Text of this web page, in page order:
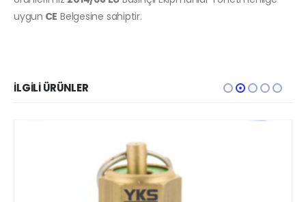
uygun CE Belgesine sahiptir.
İLGILI ÜRÜNLER